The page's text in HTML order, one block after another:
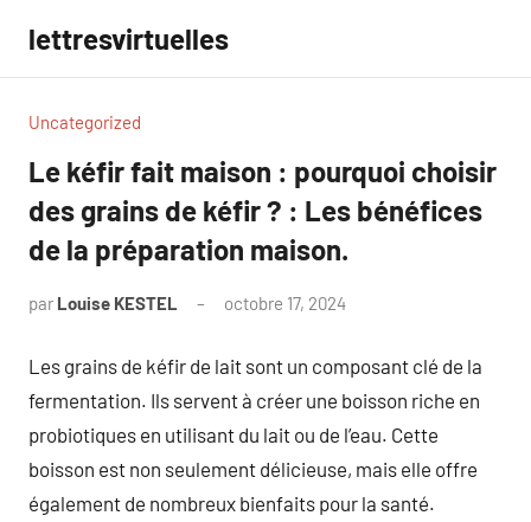
contenu
lettresvirtuelles
Uncategorized
Le kéfir fait maison : pourquoi choisir
des grains de kéfir ? : Les bénéfices
de la préparation maison.
par Louise KESTEL octobre 17, 2024
Les grains de kéfir de lait sont un composant clé de la
fermentation. Ils servent à créer une boisson riche en
probiotiques en utilisant du lait ou de l’eau. Cette
boisson est non seulement délicieuse, mais elle offre
également de nombreux bienfaits pour la santé.